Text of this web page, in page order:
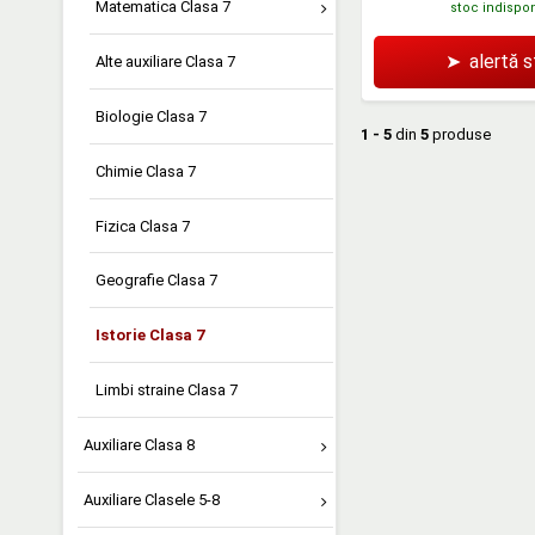
Matematica Clasa 7
Alte auxiliare Clasa 7
Biologie Clasa 7
Chimie Clasa 7
Fizica Clasa 7
Geografie Clasa 7
Istorie Clasa 7
Limbi straine Clasa 7
Auxiliare Clasa 8
Auxiliare Clasele 5-8
stoc
➤ alertă
1 - 5 din 5 produse